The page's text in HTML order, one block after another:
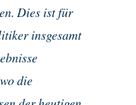
Dies ist für
insgesamt
die